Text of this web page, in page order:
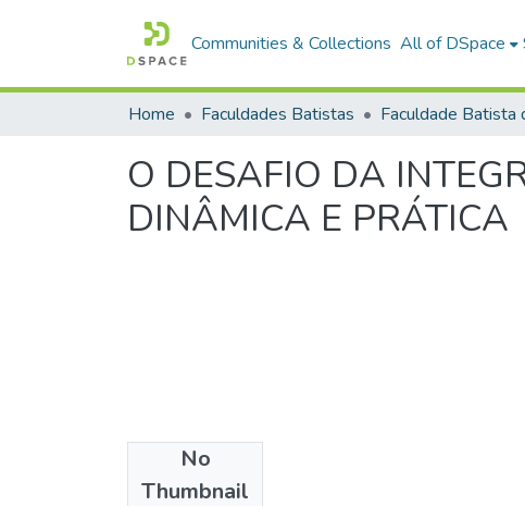
Communities & Collections All of DSpace
Home Faculdades Batistas
O DESAFIO DA
DINÂMICA E PRÁTICA
No
Thumbnail